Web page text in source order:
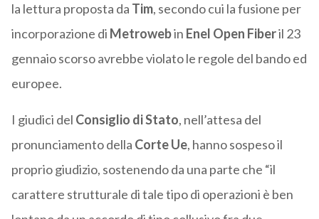
la lettura proposta da Tim, secondo cui la fusione per
incorporazione di Metrowebin Enel Open Fiberil 23
gennaio scorso avrebbe violato le regole del bando ed
europee.
I giudici del Consiglio di Stato, nell’attesa del
pronunciamento della Corte Ue, hanno sospeso il
proprio giudizio, sostenendo da una parte che “il
carattere strutturale di tale tipo di operazioni è ben